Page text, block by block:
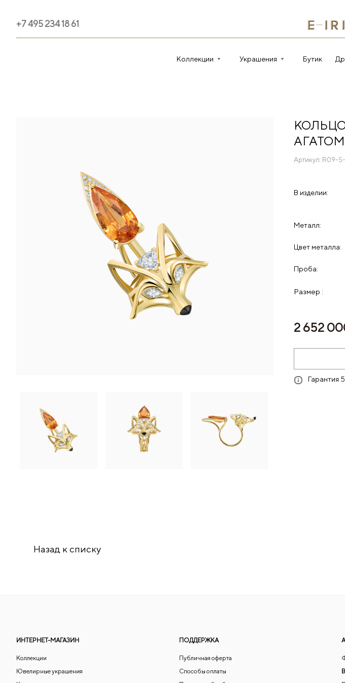
+7 495 234 18 61
Коллекции Украшения Бутик
АГАТОМ
Артикул: R09-S-
В изделии:
Металл:
Цвет металла:
Проба:
Размер :
2 652
Гарантия
Назад к списку
ИНТЕРНЕТ-МАГАЗИН
Коллекции
Ювелирные украшения
ПОДДЕРЖКА
Публичная оферта
Способы оплаты